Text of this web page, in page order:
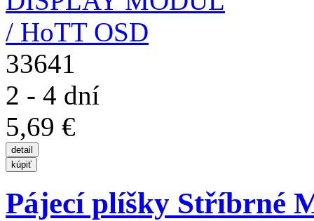
33641
2 - 4 dní
5,69 €
Pájecí plíšky Stříbrné